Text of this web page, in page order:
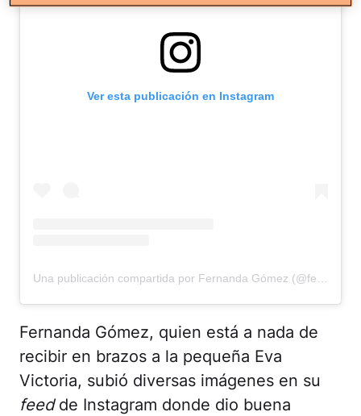
Ver esta publicación en Instagram
Fernanda Gómez, quien está a nada de
recibir en brazos a la pequeña Eva
Victoria, subió diversas imágenes en su
feedde Instagram donde dio buena